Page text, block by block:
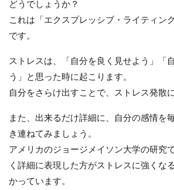
どうでしょうか？
これは「エクスプレッシブ・ライティン
です。
ストレスは、「自分を良く見せよう」「
う」と思った時に起こります。
自分をさらけ出すことで、ストレス発散
また、出来るだけ詳細に、自分の感情を
き連ねてみましょう。
アメリカのジョージメイソン大学の研究
く詳細に表現した方がストレスに強くな
かっています。